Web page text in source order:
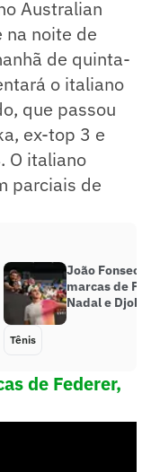
Australian
na noite de
de quinta-
o italiano
que passou
ex-top 3 e
O italiano
parciais de
João Fonseca
marcas de
Nadal e
Tênis
de Federer,